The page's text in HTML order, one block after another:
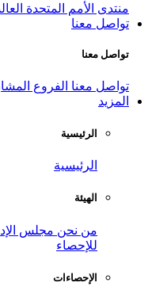
منتدى الأمم المتحدة
تواصل معنا
تواصل معنا
تواصل معنا الفروع
المزيد
الرئيسية
الرئيسية
الهيئة
من نحن مجلس
للإحصاء
الإحصاءات